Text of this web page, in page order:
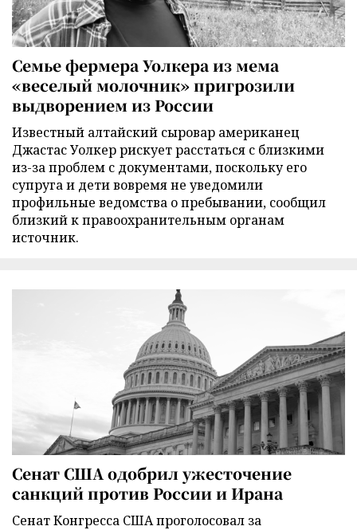
Семье фермера Уолкера из мема
«веселый молочник» пригрозили
выдворением из России
Известный алтайский сыровар американец
Джастас Уолкер рискует расстаться с близкими
из-за проблем с документами, поскольку его
супруга и дети вовремя не уведомили
профильные ведомства о пребывании, сообщил
близкий к правоохранительным органам
источник.
Сенат США одобрил ужесточение
санкций против России и Ирана
Сенат Конгресса США проголосовал за